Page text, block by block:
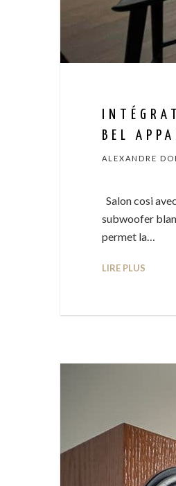
BEL
ALEXANDRE
Salon cosi
subwoofer
permet la…
LIRE PLUS